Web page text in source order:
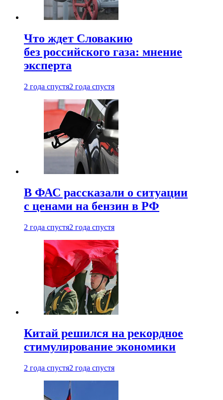
Что ждет Словакию
без российского газа: мнение
эксперта
2 года спустя2 года спустя
В ФАС рассказали о ситуации
с ценами на бензин в РФ
2 года спустя2 года спустя
Китай решился на рекордное
стимулирование экономики
2 года спустя2 года спустя